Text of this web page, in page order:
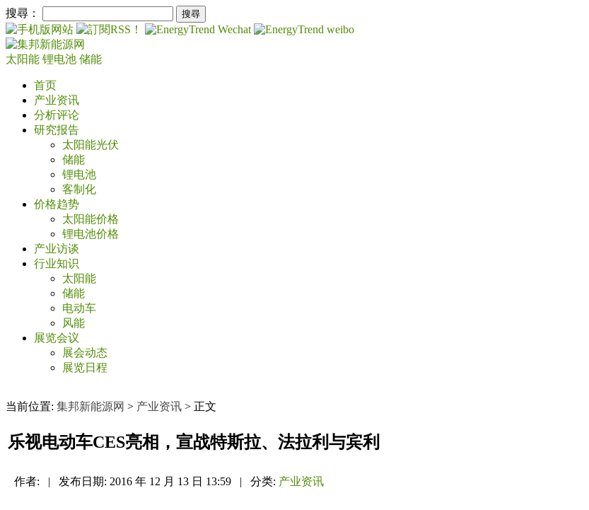
搜尋：
太阳能 锂电池 储能
首页
产业资讯
分析评论
研究报告
太阳能光伏
储能
锂电池
客制化
价格趋势
太阳能价格
锂电池价格
产业访谈
行业知识
太阳能
储能
电动车
风能
展览会议
展会动态
展览日程
当前位置: 集邦新能源网 > 产业资讯 > 正文
乐视电动车CES亮相，宣战特斯拉、法拉利与宾利
作者: | 发布日期: 2016 年 12 月 13 日 13:59 | 分类: 产业资讯